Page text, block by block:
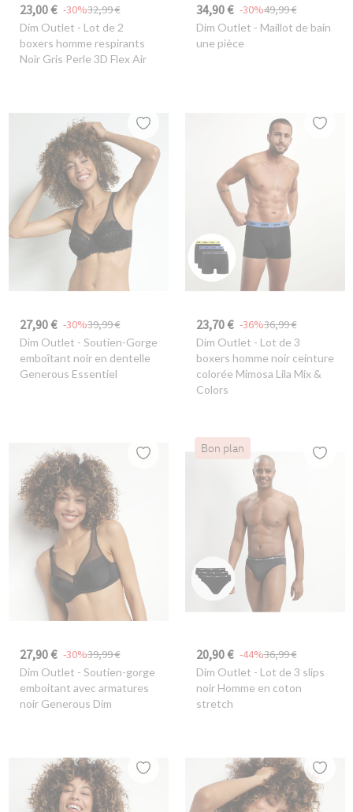
23,00 € 32,99 €
-30%
Dim Outlet - Lot de 2
boxers homme respirants
Noir Gris Perle 3D Flex Air
34,90 € 49,99 €
-30%
Dim Outlet - Maillot de bain
une pièce
27,90 € 39,99 €
-30%
Dim Outlet - Soutien-Gorge
emboîtant noir en dentelle
Generous Essentiel
23,70 € 36,99 €
-36%
Dim Outlet - Lot de 3
boxers homme noir ceinture
colorée Mimosa Lila Mix &
Colors
27,90 € 39,99 €
-30%
Dim Outlet - Soutien-gorge
emboitant avec armatures
noir Generous Dim
Bon plan
20,90 € 36,99 €
-44%
Dim Outlet - Lot de 3 slips
noir Homme en coton
stretch